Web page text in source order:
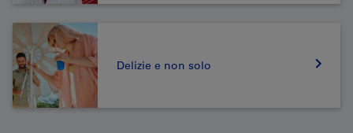
Delizie e non solo